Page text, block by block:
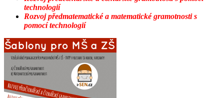
technologií
Rozvoj předmatematické a matematické gramotnosti s
pomocí technologií